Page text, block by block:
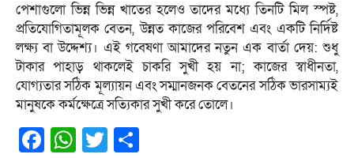
পেশাগুলো ভিন্ন ভিন্ন খাতের হলেও তাদের মধ্যে তিনটি মিল স্পষ্ট,
প্রতিযোগিতামূলক বেতন, উন্নত কাজের পরিবেশ এবং একটি নির্দিষ্ট
লক্ষ্য বা উদ্দেশ্য। এই গবেষণা আমাদের নতুন এক বার্তা দেয়: শুধু
টাকার পাহাড় থাকলেই চাকরি সুখী হয় না; কাজের স্বাধীনতা,
যোগ্যতার সঠিক মূল্যায়ন এবং সম্মানজনক বেতনের সঠিক ভারসাম্যই
মানুষকে কর্মক্ষেত্রে সত্যিকার সুখী করে তোলে।
Facebook
WhatsApp
Twitter